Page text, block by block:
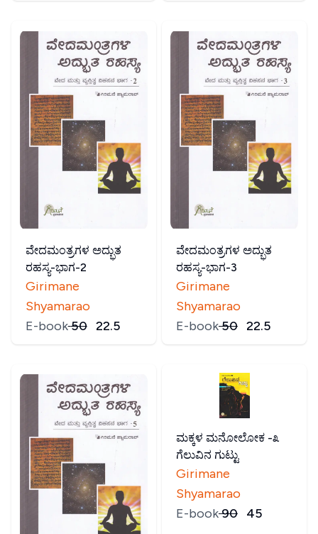
ವೇದಮಂತ್ರಗಳ ಅದ್ಭುತ
ರಹಸ್ಯ-ಭಾಗ-2
Girimane
Shyamarao
E-book₹50 22.5
ವೇದಮಂತ್ರಗಳ ಅದ್ಭುತ
ರಹಸ್ಯ-ಭಾಗ-3
Girimane
Shyamarao
E-book₹50 22.5
ಮಕ್ಕಳ ಮನೋಲೋಕ -೩
ಗೆಲುವಿನ ಗುಟ್ಟು
Girimane
Shyamarao
E-book₹90 45